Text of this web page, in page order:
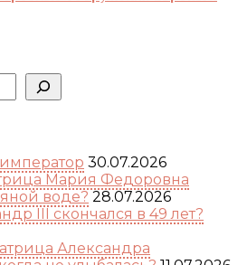
30.07.2026
Мария Федоровна
воде? 28.07.2026
III скончался в 49 лет?
Александра